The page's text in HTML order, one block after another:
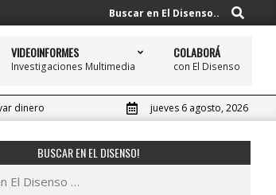
Buscar en El Disenso.. Buscar
VIDEOINFORMES
Investigaciones Multimedia
COLABORÁ
con El Disenso
dinero jueves 6 agosto, 2026
BUSCAR EN EL DISENSO!